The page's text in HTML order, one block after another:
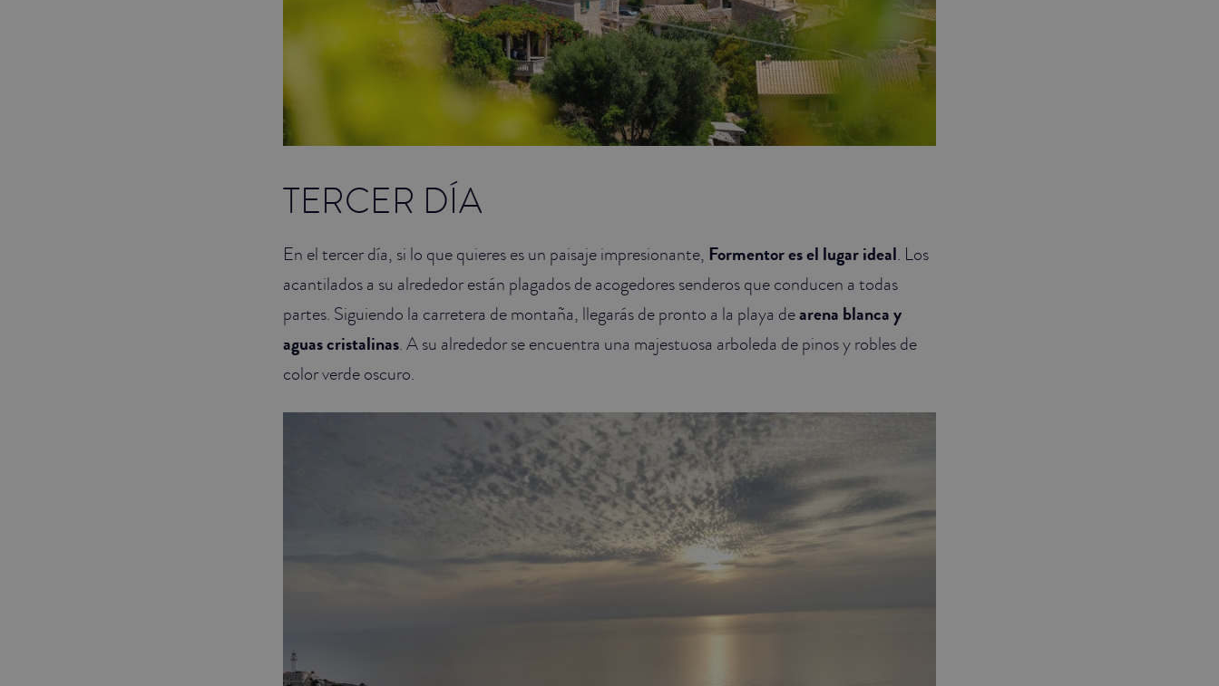
TERCER DÍA
En el tercer día, si lo que quieres es un paisaje impresionante, Formentor es el lugar ideal. Los
acantilados a su alrededor están plagados de acogedores senderos que conducen a todas
partes. Siguiendo la carretera de montaña, llegarás de pronto a la playa dearena blanca y
aguas cristalinas. A su alrededor se encuentra una majestuosa arboleda de pinos y robles de
color verde oscuro.